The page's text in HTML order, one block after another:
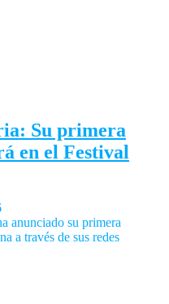
Su primera
en el Festival
anunciado su primera
a través de sus redes